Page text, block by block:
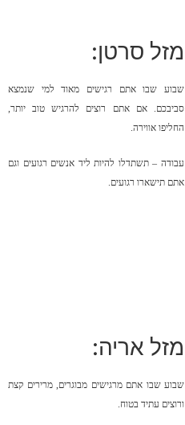
מזל סרטן:
שבוע שבו אתם רגישים מאוד למי שנמצא
סביבכם. אם אתם רוצים להרגיש טוב יותר,
החליפו אווירה.
עבודה – תשתדלו להיות ליד אנשים רגועים וגם
אתם תישארו רגועים.
מזל אריה:
שבוע שבו אתם מרגישים מבוגרים, מרירים קצת
ורוצים עתיד בטוח.